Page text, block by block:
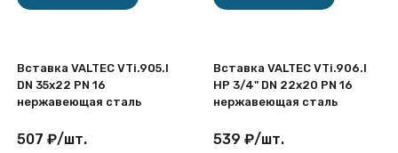
Вставка VALTEC VTi.905.I
DN 35x22 PN 16
нержавеющая сталь
507 ₽/шт.
Вставка VALTEC VTi.906.I
НР 3/4" DN 22x20 PN 16
нержавеющая сталь
539 ₽/шт.